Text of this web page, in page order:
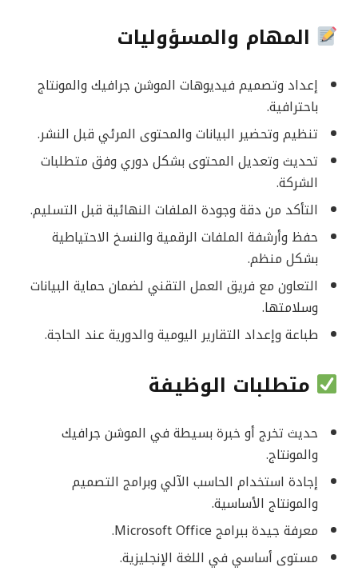
المهام والمسؤوليات
إعداد وتصميم فيديوهات الموشن جرافيك والمونتاج
باحترافية.
تنظيم وتحضير البيانات والمحتوى المرئي قبل النشر.
تحديث وتعديل المحتوى بشكل دوري وفق متطلبات
الشركة.
التأكد من دقة وجودة الملفات النهائية قبل التسليم.
حفظ وأرشفة الملفات الرقمية والنسخ الاحتياطية
بشكل منظم.
التعاون مع فريق العمل التقني لضمان حماية البيانات
وسلامتها.
طباعة وإعداد التقارير اليومية والدورية عند الحاجة.
متطلبات الوظيفة
حديث تخرج أو خبرة بسيطة في الموشن جرافيك
والمونتاج.
إجادة استخدام الحاسب الآلي وبرامج التصميم
والمونتاج الأساسية.
معرفة جيدة ببرامج Microsoft Office.
مستوى أساسي في اللغة الإنجليزية.